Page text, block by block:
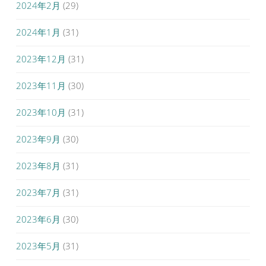
2024年2月 (29)
2024年1月 (31)
2023年12月 (31)
2023年11月 (30)
2023年10月 (31)
2023年9月 (30)
2023年8月 (31)
2023年7月 (31)
2023年6月 (30)
2023年5月 (31)